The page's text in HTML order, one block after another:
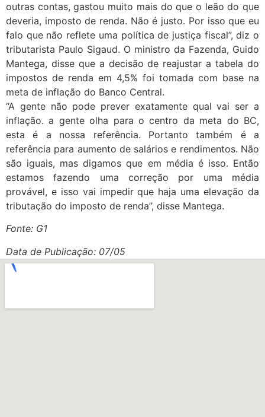
outras contas, gastou muito mais do que o leão do que
deveria, imposto de renda. Não é justo. Por isso que eu
falo que não reflete uma política de justiça fiscal”, diz o
tributarista Paulo Sigaud. O ministro da Fazenda, Guido
Mantega, disse que a decisão de reajustar a tabela do
impostos de renda em 4,5% foi tomada com base na
meta de inflação do Banco Central.
“A gente não pode prever exatamente qual vai ser a
inflação. a gente olha para o centro da meta do BC,
esta é a nossa referência. Portanto também é a
referência para aumento de salários e rendimentos. Não
são iguais, mas digamos que em média é isso. Então
estamos fazendo uma correção por uma média
provável, e isso vai impedir que haja uma elevação da
tributação do imposto de renda”, disse Mantega.
Fonte: G1
Data de Publicação: 07/05